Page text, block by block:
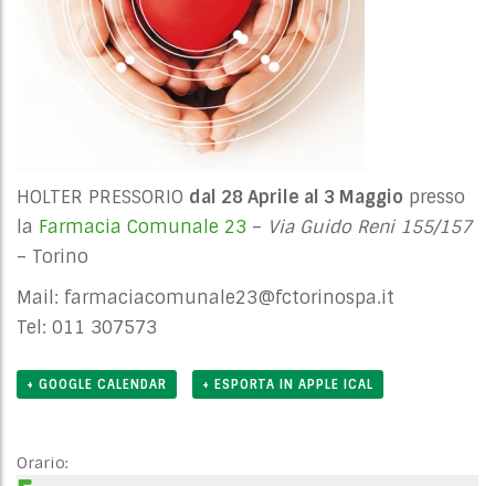
HOLTER PRESSORIO dal 28 Aprile al 3 Maggio presso
la Farmacia Comunale 23 – Via Guido Reni 155/157
– Torino
Mail: farmaciacomunale23@fctorinospa.it
Tel: 011 307573
+ GOOGLE CALENDAR + ESPORTA IN APPLE ICAL
Orario: